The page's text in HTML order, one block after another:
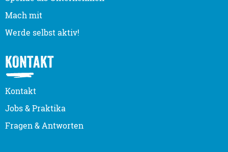
Mach mit
Werde selbst aktiv!
KONTAKT
Kontakt
Jobs & Praktika
Fragen & Antworten